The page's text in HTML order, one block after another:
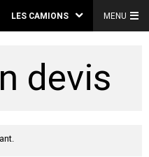
LES CAMIONS MENU
devis